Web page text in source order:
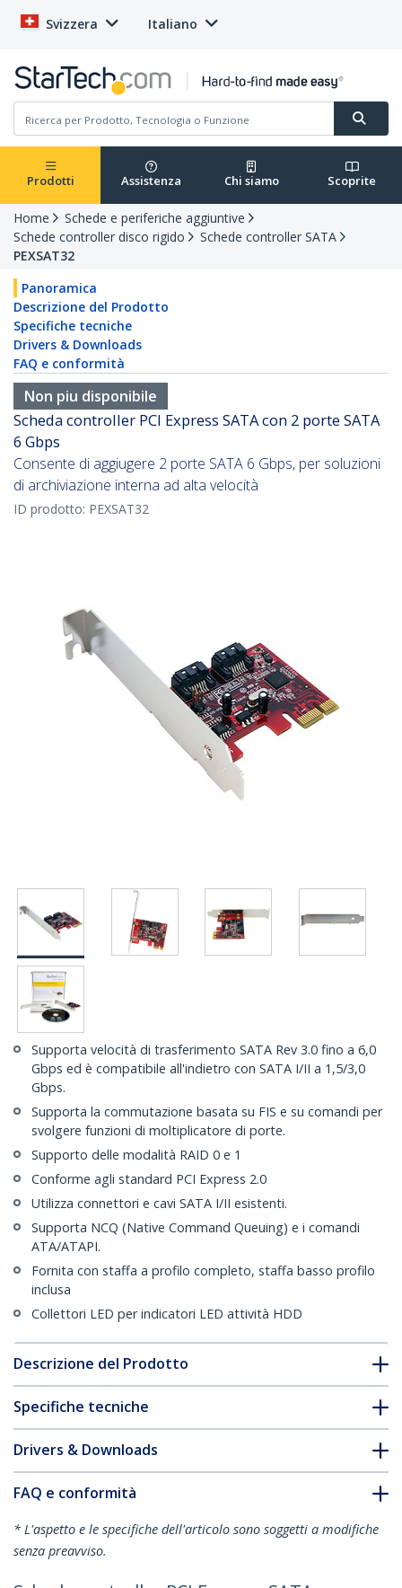
Svizzera Italiano
Prodotti Assistenza Chi siamo Scoprite
Home
Schede e periferiche aggiuntive
Schede controller disco rigido
Schede controller SATA
PEXSAT32
Panoramica
Descrizione del Prodotto
Specifiche tecniche
Drivers & Downloads
FAQ e conformità
Non piu disponibile
Scheda controller PCI Express SATA con 2 porte SATA
6 Gbps
Consente di aggiugere 2 porte SATA 6 Gbps, per soluzioni
di archiviazione interna ad alta velocità
ID prodotto: PEXSAT32
Supporta velocità di trasferimento SATA Rev 3.0 fino a 6,0
Gbps ed è compatibile all'indietro con SATA I/II a 1,5/3,0
Gbps.
Supporta la commutazione basata su FIS e su comandi per
svolgere funzioni di moltiplicatore di porte.
Supporto delle modalità RAID 0 e 1
Conforme agli standard PCI Express 2.0
Utilizza connettori e cavi SATA I/II esistenti.
Supporta NCQ (Native Command Queuing) e i comandi
ATA/ATAPI.
Fornita con staffa a profilo completo, staffa basso profilo
inclusa
Collettori LED per indicatori LED attività HDD
Descrizione del Prodotto
Specifiche tecniche
Drivers & Downloads
FAQ e conformità
* L'aspetto e le specifiche dell'articolo sono soggetti a modifiche
senza preavviso.